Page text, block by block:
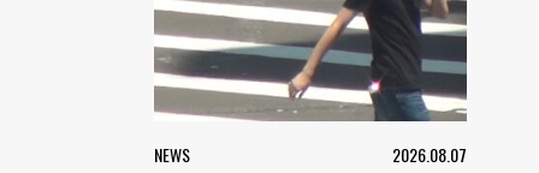
NEWS 2026.08.07